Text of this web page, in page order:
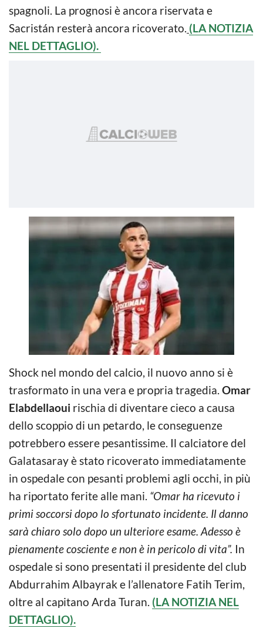
spagnoli. La prognosi è ancora riservata e
Sacristán resterà ancora ricoverato. (LA NOTIZIA
NEL DETTAGLIO).
Shock nel mondo del calcio, il nuovo anno si è
trasformato in una vera e propria tragedia. Omar
Elabdellaoui rischia di diventare cieco a causa
dello scoppio di un petardo, le conseguenze
potrebbero essere pesantissime. Il calciatore del
Galatasaray è stato ricoverato immediatamente
in ospedale con pesanti problemi agli occhi, in più
ha riportato ferite alle mani. “Omar ha ricevuto i
primi soccorsi dopo lo sfortunato incidente. Il danno
sarà chiaro solo dopo un ulteriore esame. Adesso è
pienamente cosciente e non è in pericolo di vita”. In
ospedale si sono presentati il presidente del club
Abdurrahim Albayrak e l’allenatore Fatih Terim,
oltre al capitano Arda Turan. (LA NOTIZIA NEL
DETTAGLIO).